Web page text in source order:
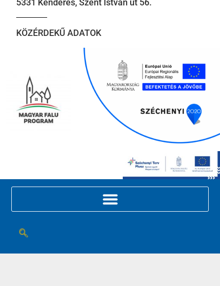
5331 Kenderes, Szent István út 56.
KÖZÉRDEKŰ ADATOK